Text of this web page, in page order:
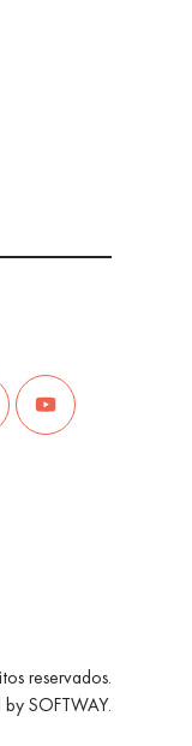
reservados.
bySOFTWAY.